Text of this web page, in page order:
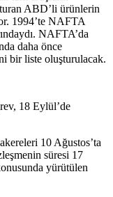
ABD’li ürünlerin
1994’te NAFTA
NAFTA’da
daha önce
bir liste oluşturulacak.
18 Eylül’de
10 Ağustos’ta
süresi 17
yürütülen